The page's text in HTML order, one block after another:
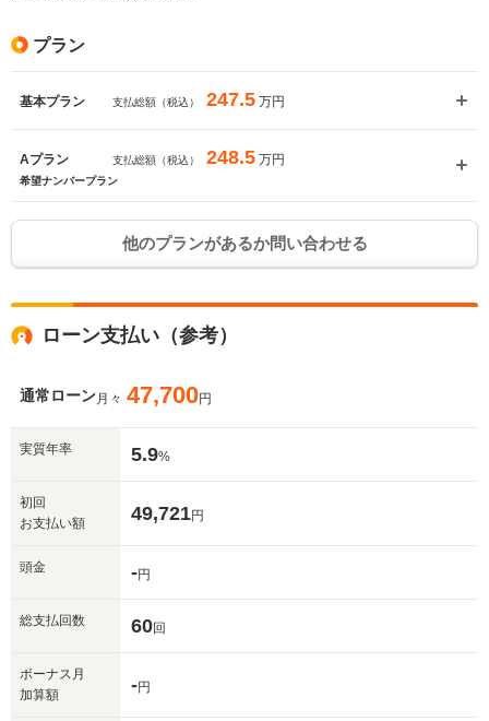
プラン
基本プラン 支払総額（税込） 247.5 万円
Aプラン 支払総額（税込） 248.5 万円
希望ナンバープラン
他のプランがあるか問い合わせる
ローン支払い（参考）
通常ローン月々 47,700円
実質年率 5.9%
初回
お支払い額
49,721円
頭金 -円
総支払回数 60回
ボーナス月
加算額
-円